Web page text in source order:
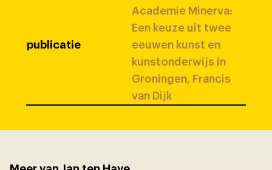
publicatie
Academie Minerva:
Een keuze uit twee
eeuwen kunst en
kunstonderwijs in
Groningen, Francis
van Dijk